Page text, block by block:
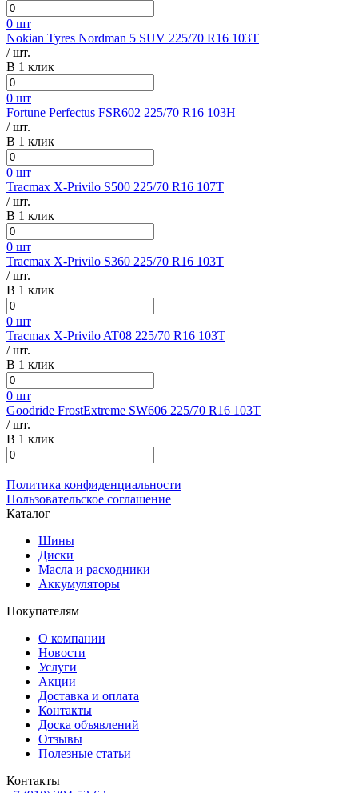
0 шт
Nokian Tyres Nordman 5 SUV 225/70 R16 103T
/ шт.
В 1 клик
0 шт
Fortune Perfectus FSR602 225/70 R16 103H
/ шт.
В 1 клик
0 шт
Tracmax X-Privilo S500 225/70 R16 107T
/ шт.
В 1 клик
0 шт
Tracmax X-Privilo S360 225/70 R16 103T
/ шт.
В 1 клик
0 шт
Tracmax X-Privilo AT08 225/70 R16 103T
/ шт.
В 1 клик
0 шт
Goodride FrostExtreme SW606 225/70 R16 103T
/ шт.
В 1 клик
Политика конфиденциальности
Пользовательское соглашение
Каталог
Шины
Диски
Масла и расходники
Аккумуляторы
Покупателям
О компании
Новости
Услуги
Акции
Доставка и оплата
Контакты
Доска объявлений
Отзывы
Полезные статьи
Контакты